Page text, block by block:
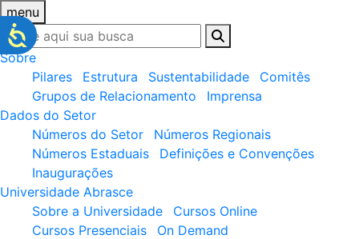
menu
Sobre
Pilares
Estrutura Sustentabilidade
Comitês
Grupos de Relacionamento
Imprensa
Dados do Setor
Números do Setor
Números Regionais
Números Estaduais
Definições e Convenções
Inaugurações
Universidade Abrasce
Sobre a Universidade
Cursos Online
Cursos Presenciais
On Demand